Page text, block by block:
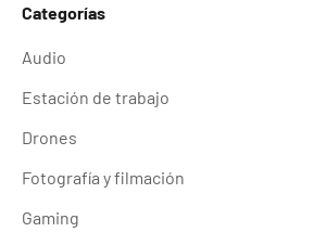
Categorías
Audio
Estación de trabajo
Drones
Fotografía y filmación
Gaming